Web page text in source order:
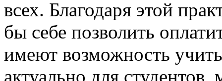
всех. Благодаря этой
бы себе позволить
имеют возможность
актуально для